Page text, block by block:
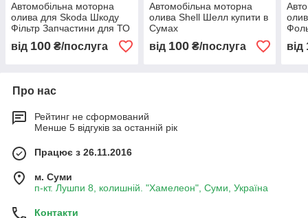
Автомобільна моторна
олива для Skoda Шкоду
Фільтр Запчастини для ТО
купити Суми
від 100 ₴/послуга
Автомобільна моторна
олива Shell Шелл купити в
Сумах
від 100₴/послуга від
Про нас
Рейтинг не сформований
Менше 5 відгуків за останній рік
Працює з 26.11.2016
м. Суми
п-кт. Лушпи 8, колишній. "Хамелеон", Суми, Україна
Контакти